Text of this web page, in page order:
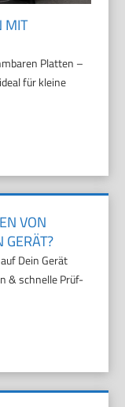
MIT
Platten –
für kleine
VON
Dein Gerät
& schnelle Prüf-